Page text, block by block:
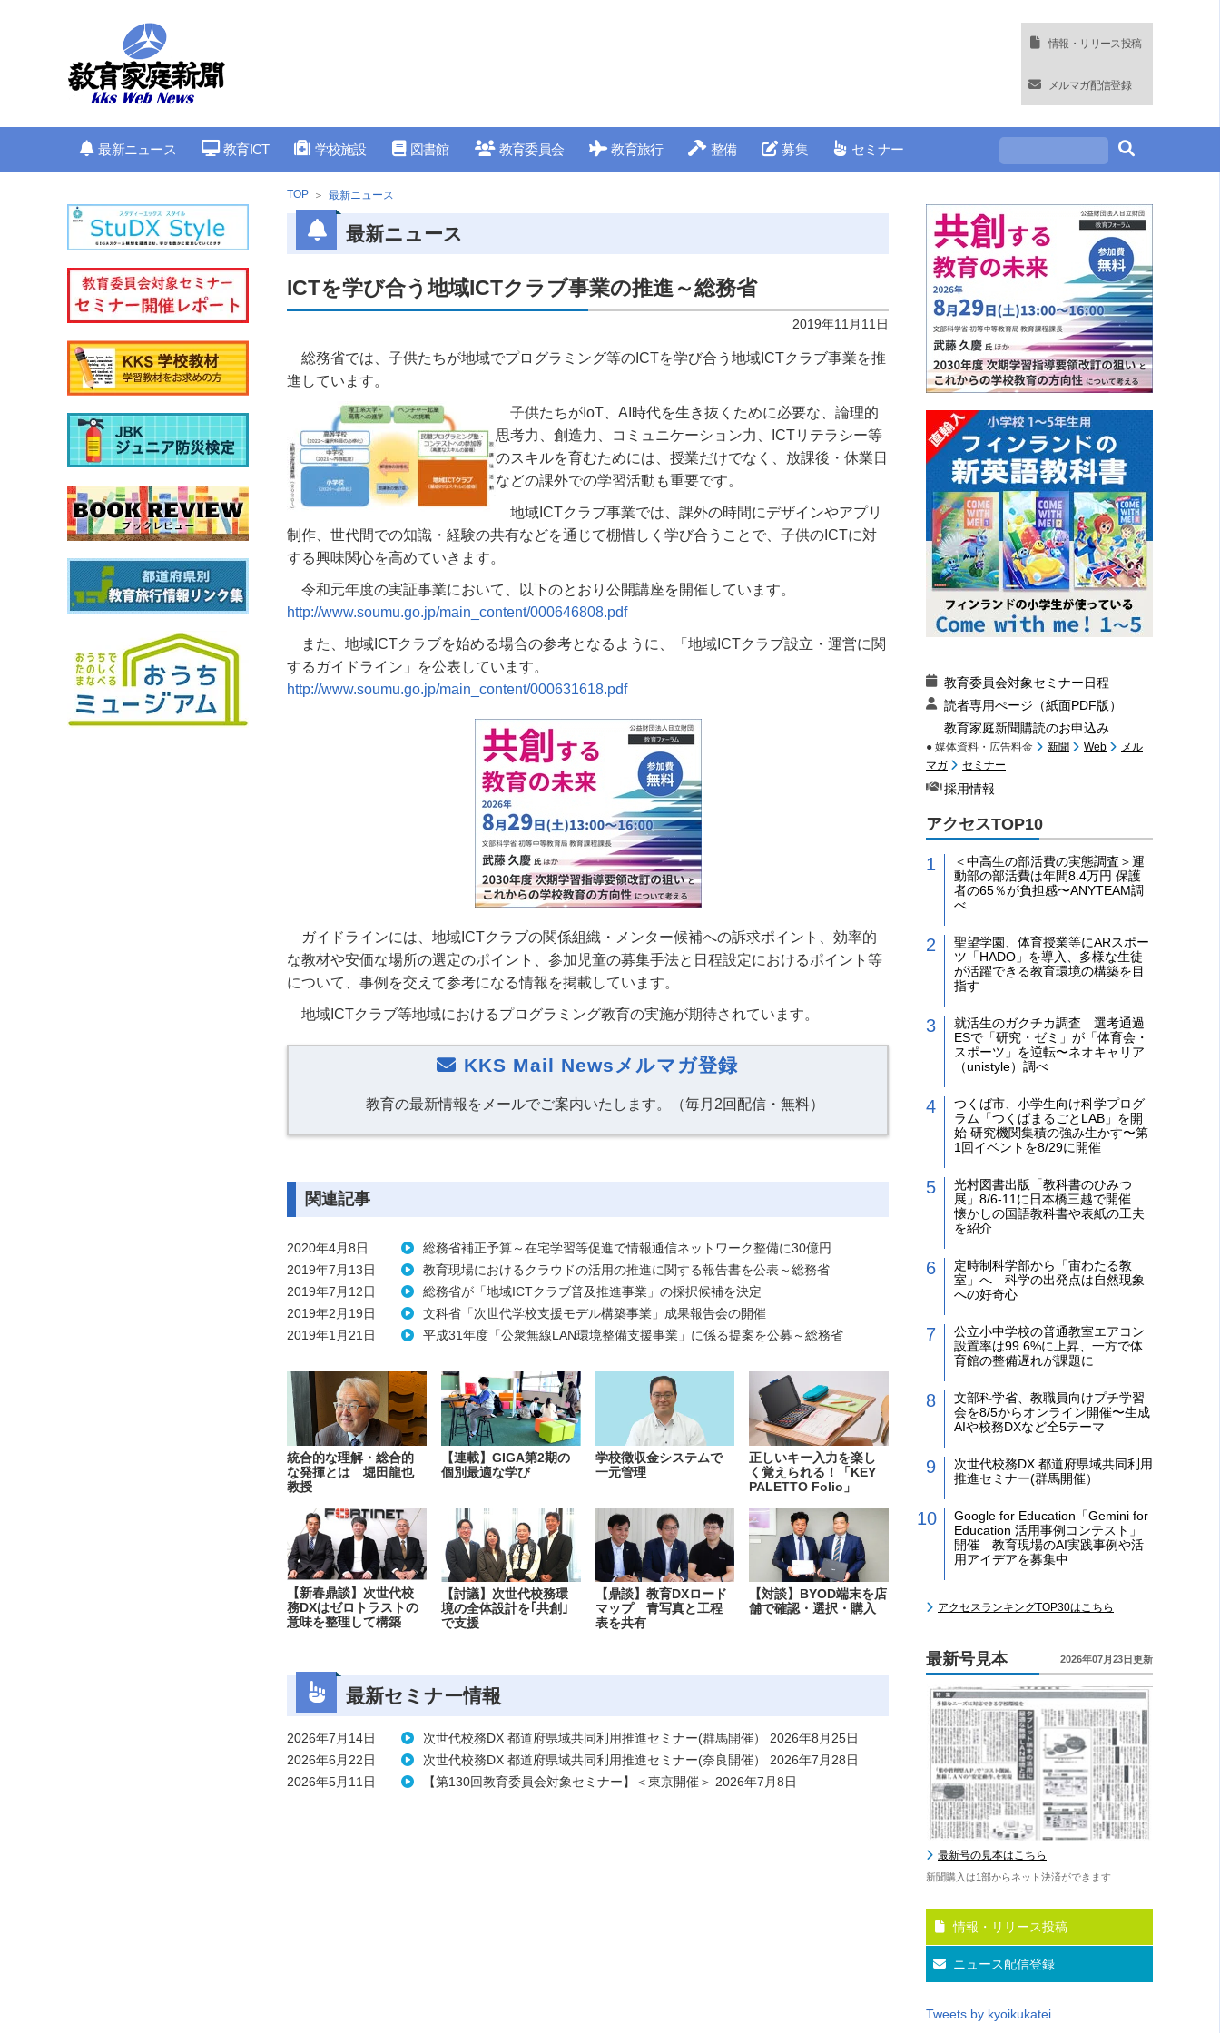
情報・リリース投稿
メルマガ配信登録
最新ニュース 教育ICT 学校施設 図書館 教育委員会 教育旅行 整備 募集 セミナー
TOP 最新ニュース
最新ニュース
ICTを学び合う地域ICTクラブ事業の推進～総務省
2019年11月11日
総務省では、子供たちが地域でプログラミング等のICTを学び合う地域ICTクラブ事業を推
進しています。
子供たちがIoT、AI時代を生き抜くために必要な、論理的
思考力、創造力、コミュニケーション力、ICTリテラシー等
のスキルを育むためには、授業だけでなく、放課後・休業日
などの課外での学習活動も重要です。
地域ICTクラブ事業では、課外の時間にデザインやアプリ
制作、世代間での知識・経験の共有などを通じて棚惜しく学び合うことで、子供のICTに対
する興味関心を高めていきます。
令和元年度の実証事業において、以下のとおり公開講座を開催しています。
http://www.soumu.go.jp/main_content/000646808.pdf
また、地域ICTクラブを始める場合の参考となるように、「地域ICTクラブ設立・運営に関
するガイドライン」を公表しています。
http://www.soumu.go.jp/main_content/000631618.pdf
ガイドラインには、地域ICTクラブの関係組織・メンター候補への訴求ポイント、効率的
な教材や安価な場所の選定のポイント、参加児童の募集手法と日程設定におけるポイント等
について、事例を交えて参考になる情報を掲載しています。
地域ICTクラブ等地域におけるプログラミング教育の実施が期待されています。
KKS Mail Newsメルマガ登録
教育の最新情報をメールでご案内いたします。（毎月2回配信・無料）
関連記事
2020年4月8日
総務省補正予算～在宅学習等促進で情報通信ネットワーク整備に30億円
2019年7月13日
教育現場におけるクラウドの活用の推進に関する報告書を公表～総務省
2019年7月12日
総務省が「地域ICTクラブ普及推進事業」の採択候補を決定
2019年2月19日
文科省「次世代学校支援モデル構築事業」成果報告会の開催
2019年1月21日
平成31年度「公衆無線LAN環境整備支援事業」に係る提案を公募～総務省
統合的な理解・総合的
な発揮とは 堀田龍也
教授
【連載】GIGA第2期の
個別最適な学び
学校徴収金システムで
一元管理
正しいキー入力を楽し
く覚えられる！「KEY
PALETTO Folio」
【新春鼎談】次世代校
務DXはゼロトラストの
意味を整理して構築
【討議】次世代校務環
境の全体設計を｢共創｣
で支援
【鼎談】教育DXロード
マップ 青写真と工程
表を共有
【対談】BYOD端末を店
舗で確認・選択・購入
最新セミナー情報
2026年7月14日
次世代校務DX 都道府県域共同利用推進セミナー(群馬開催） 2026年8月25日
2026年6月22日
次世代校務DX 都道府県域共同利用推進セミナー(奈良開催） 2026年7月28日
2026年5月11日
【第130回教育委員会対象セミナー】＜東京開催＞ 2026年7月8日
教育委員会対象セミナー日程
読者専用ぺージ（紙面PDF版）
教育家庭新聞購読のお申込み
● 媒体資料・広告料金 新聞 Web
メル
マガ
セミナー
採用情報
アクセスTOP10
＜中高生の部活費の実態調査＞運
動部の部活費は年間8.4万円 保護
者の65％が負担感〜ANYTEAM調
べ
聖望学園、体育授業等にARスポー
ツ「HADO」を導入、多様な生徒
が活躍できる教育環境の構築を目
指す
就活生のガクチカ調査 選考通過
ESで「研究・ゼミ」が「体育会・
スポーツ」を逆転〜ネオキャリア
（unistyle）調べ
つくば市、小学生向け科学プログ
ラム「つくばまるごとLAB」を開
始 研究機関集積の強み生かす〜第
1回イベントを8/29に開催
光村図書出版「教科書のひみつ
展」8/6-11に日本橋三越で開催
懐かしの国語教科書や表紙の工夫
を紹介
定時制科学部から「宙わたる教
室」へ 科学の出発点は自然現象
への好奇心
公立小中学校の普通教室エアコン
設置率は99.6%に上昇、一方で体
育館の整備遅れが課題に
文部科学省、教職員向けプチ学習
会を8/5からオンライン開催〜生成
AIや校務DXなど全5テーマ
次世代校務DX 都道府県域共同利用
推進セミナー(群馬開催）
Google for Education「Gemini for
Education 活用事例コンテスト」
開催 教育現場のAI実践事例や活
用アイデアを募集中
アクセスランキングTOP30はこちら
最新号見本 2026年07月23日更新
最新号の見本はこちら
新聞購入は1部からネット決済ができます
情報・リリース投稿
ニュース配信登録
Tweets by kyoikukatei